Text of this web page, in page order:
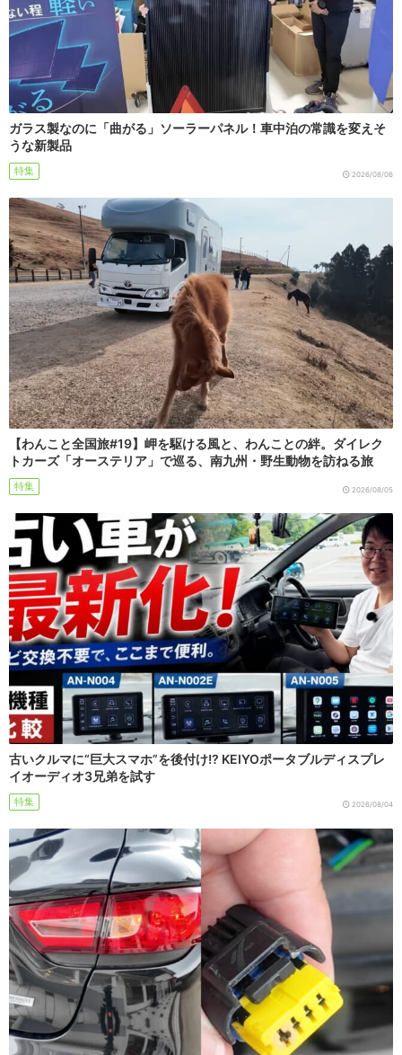
ガラス製なのに「曲がる」ソーラーパネル！車中泊の常識を変えそ
うな新製品
特集 2026/08/06
【わんこと全国旅#19】岬を駆ける風と、わんことの絆。ダイレク
トカーズ「オーステリア」で巡る、南九州・野生動物を訪ねる旅
特集 2026/08/05
古いクルマに“巨大スマホ”を後付け!? KEIYOポータブルディスプレ
イオーディオ3兄弟を試す
特集 2026/08/04